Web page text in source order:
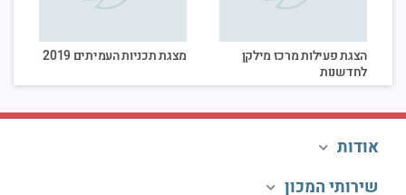
הצגת פעילות מרכז מילקן
לחדשנות
מצגת תכניות העמיתים 2019
אודות
שירותי המכון